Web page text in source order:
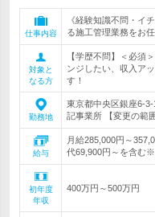
仕事内容
《経験知識不問・イ
る施工管理業務をお任
対象と
なる方
【学歴不問】＜必須
ンジしたい、収入ア
す！
勤務地
東京都中央区銀座6-
記事業所 【変更の範
給与
月給285,000円～
代69,900円～を含む
初年度
年収
400万円～500万円